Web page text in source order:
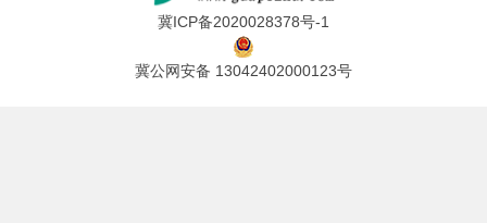
冀ICP备2020028378号-1
冀公网安备 13042402000123号